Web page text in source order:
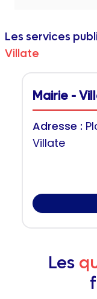
Les services
Villate
Mairie -
Adresse :
Villate
Les